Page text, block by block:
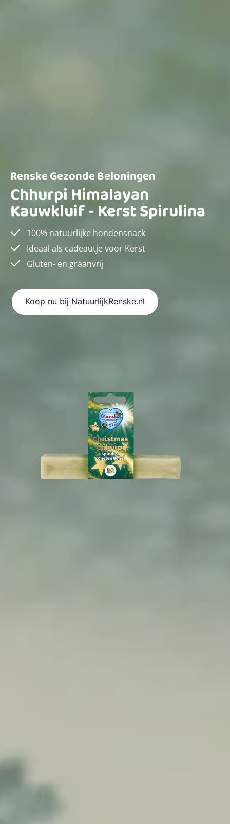
Renske Gezonde Beloningen
Chhurpi Himalayan
Kauwkluif - Kerst Spirulina
100% natuurlijke hondensnack
Ideaal als cadeautje voor Kerst
Gluten- en graanvrij
Koop nu bij NatuurlijkRenske.nl